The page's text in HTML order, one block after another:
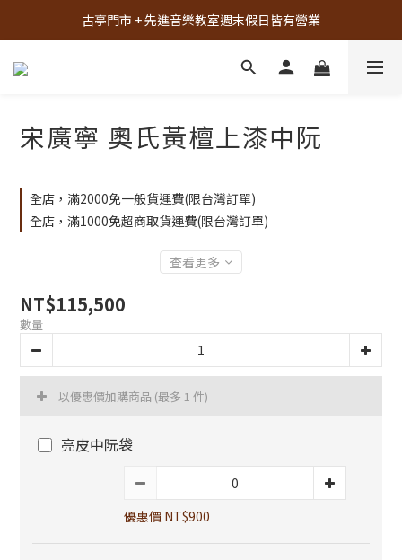
古亭門市 + 先進音樂教室週末假日皆有營業
古亭門市 + 先進音樂教室週末假日皆有營業
先進音樂教室全面升級，給您更舒適的琴房空間！
古亭門市 + 先進音樂教室週末假日皆有營業
宋廣寧 奧氏黃檀上漆中阮
全店，滿2000免一般貨運費(限台灣訂單)
全店，滿1000免超商取貨運費(限台灣訂單)
查看更多
NT$115,500
數量
以優惠價加購商品 (最多 1 件)
亮皮中阮袋
優惠價 NT$900